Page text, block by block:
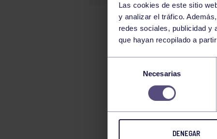
Las cookies de este sitio
y analizar el tráfico.
redes sociales, publicidad y
que hayan recopilado a
consentimiento
Necesarias
DENEGAR
LUCHA
MONTAÑA
NATACIÓN
ORFEÓN
RUGBY